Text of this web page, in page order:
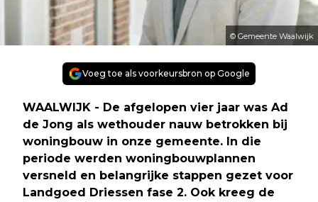
© Gemeente Waalwijk
Voeg toe als voorkeursbron op Google
WAALWIJK - De afgelopen vier jaar was Ad
de Jong als wethouder nauw betrokken bij
woningbouw in onze gemeente. In die
periode werden woningbouwplannen
versneld en belangrijke stappen gezet voor
Landgoed Driessen fase 2. Ook kreeg de